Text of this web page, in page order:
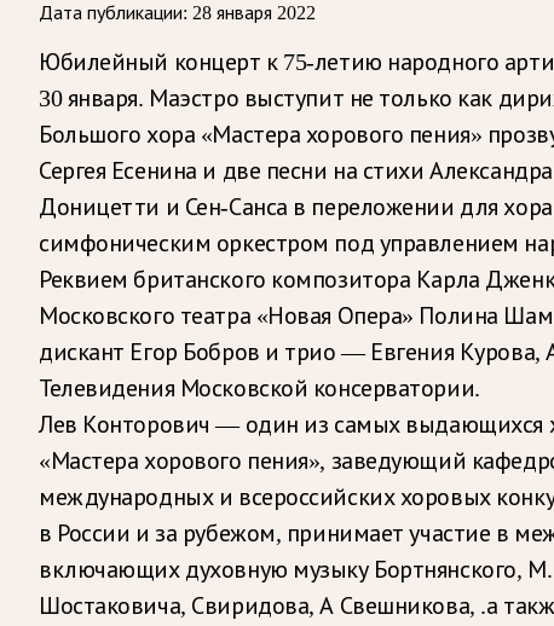
Дата публикации: 28 января 2022
Юбилейный концерт к 75-летию народного
30 января. Маэстро выступит не только как
Большого хора «Мастера хорового пения»
Сергея Есенина и две песни на стихи
Доницетти и Сен-Санса в переложении для
симфоническим оркестром под управлением
Реквием британского композитора Карла
Московского театра «Новая Опера» Полина
дискант Егор Бобров и трио — Евгения Курова,
Телевидения Московской консерватории.
Лев Конторович — один из самых выдающихся
«Мастера хорового пения», заведующий
международных и всероссийских хоровых
в России и за рубежом, принимает участие в
включающих духовную музыку Бортнянского, М.
Шостаковича, Свиридова, А Свешникова, .а